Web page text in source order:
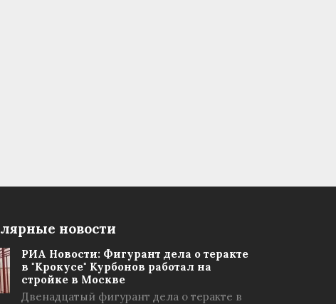
новости
РИА Новости: Фигурант дела о теракте
в "Крокусе" Курбонов работал на
стройке в Москве
Двенадцатый фигурант дела о теракте в